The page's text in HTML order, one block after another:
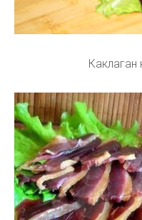
Каклаган